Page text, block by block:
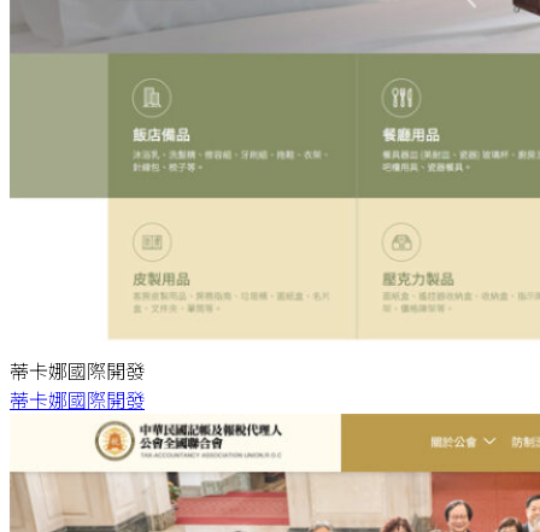
蒂卡娜國際開發
蒂卡娜國際開發